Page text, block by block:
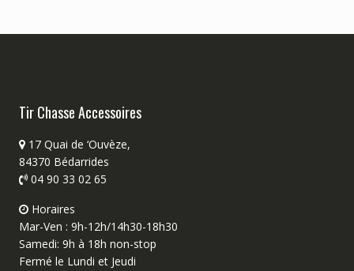
Tir Chasse Accessoires
17 Quai de ‘Ouvèze,
84370 Bédarrides
04 90 33 02 65
Horaires
Mar-Ven : 9h-12h/14h30-18h30
Samedi: 9h à 18h non-stop
Fermé le Lundi et Jeudi